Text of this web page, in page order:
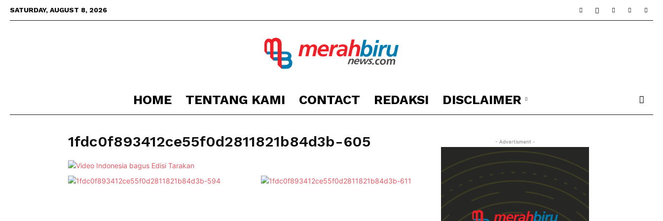
SATURDAY, AUGUST 8, 2026
Berita
HOME TENTANG KAMI CONTACT REDAKSI DISCLAIMER
1fdc0f893412ce55f0d2811821b84d3b-605 - Advertisment -